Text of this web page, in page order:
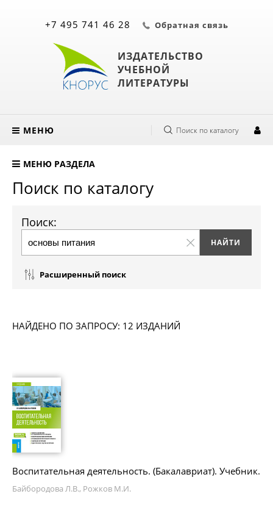
ИЗДАТЕЛЬСТВО
УЧЕБНОЙ
ЛИТЕРАТУРЫ
+7 495 741 46 28 Обратная связь
МЕНЮ Поиск по каталогу
МЕНЮ РАЗДЕЛА
Поиск по каталогу
Поиск:
Расширенный поиск
НАЙДЕНО ПО ЗАПРОСУ: 12 ИЗДАНИЙ
Воспитательная деятельность. (Бакалавриат). Учебник.
Байбородова Л.В., Рожков М.И.